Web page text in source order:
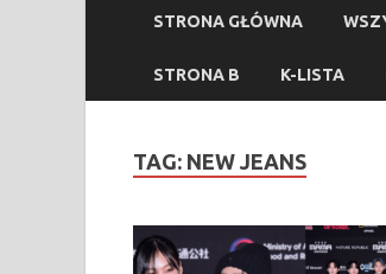
STRONA GŁÓWNA
STRONA B K-LISTA
TAG: NEW JEANS